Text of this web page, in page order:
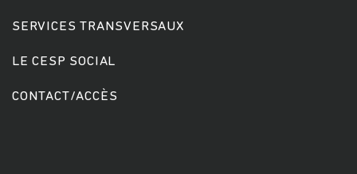
SERVICES TRANSVERSAUX
LE CESP SOCIAL
CONTACT/ACCÈS